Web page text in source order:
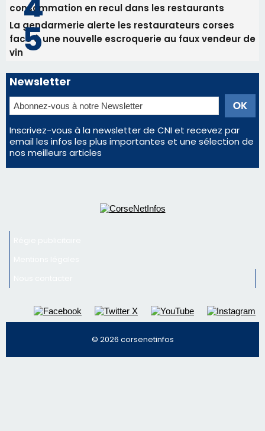
consommation en recul dans les restaurants
La gendarmerie alerte les restaurateurs corses
face à une nouvelle escroquerie au faux vendeur de
vin
Newsletter
Inscrivez-vous à la newsletter de CNI et recevez par
email les infos les plus importantes et une sélection de
nos meilleurs articles
© 2026 corsenetinfos